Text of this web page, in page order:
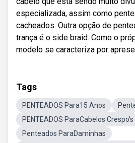
especializada, assim como
cacheados. Outra opção de
trança é o side braid. Como o
modelo se caracteriza por
Tags
PENTEADOS Para15 Anos
PENTEADOS ParaCabelos Crespo's
Penteados ParaDaminhas